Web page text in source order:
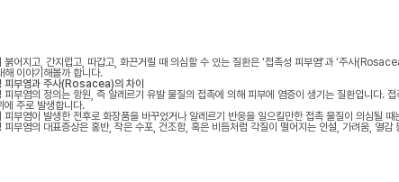
붉어지고, 간지럽고, 따갑고, 화끈거릴 때 의심할 수 있는 질환은 ‘접촉성 피부염’과 ‘주사
해 이야기해볼까 합니다.
피부염과 주사(Rosacea)의 차이
피부염의 정의는 항원, 즉 알레르기 유발 물질의 접촉에 의해 피부에 염증이 생기는 질환입니다.
에 주로 발생합니다.
피부염이 발생한 전후로 화장품을 바꾸었거나 알레르기 반응을 일으킬만한 접촉 물질이 의심될
피부염의 대표증상은 홍반, 작은 수포, 건조함, 혹은 비듬처럼 각질이 떨어지는 인설, 가려움, 열감